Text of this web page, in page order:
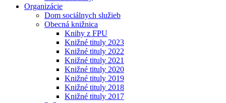
Organizácie
Dom sociálnych služieb
Obecná knižnica
Knihy z FPU
Knižné tituly 2023
Knižné tituly 2022
Knižné tituly 2021
Knižné tituly 2020
Knižné tituly 2019
Knižné tituly 2018
Knižné tituly 2017